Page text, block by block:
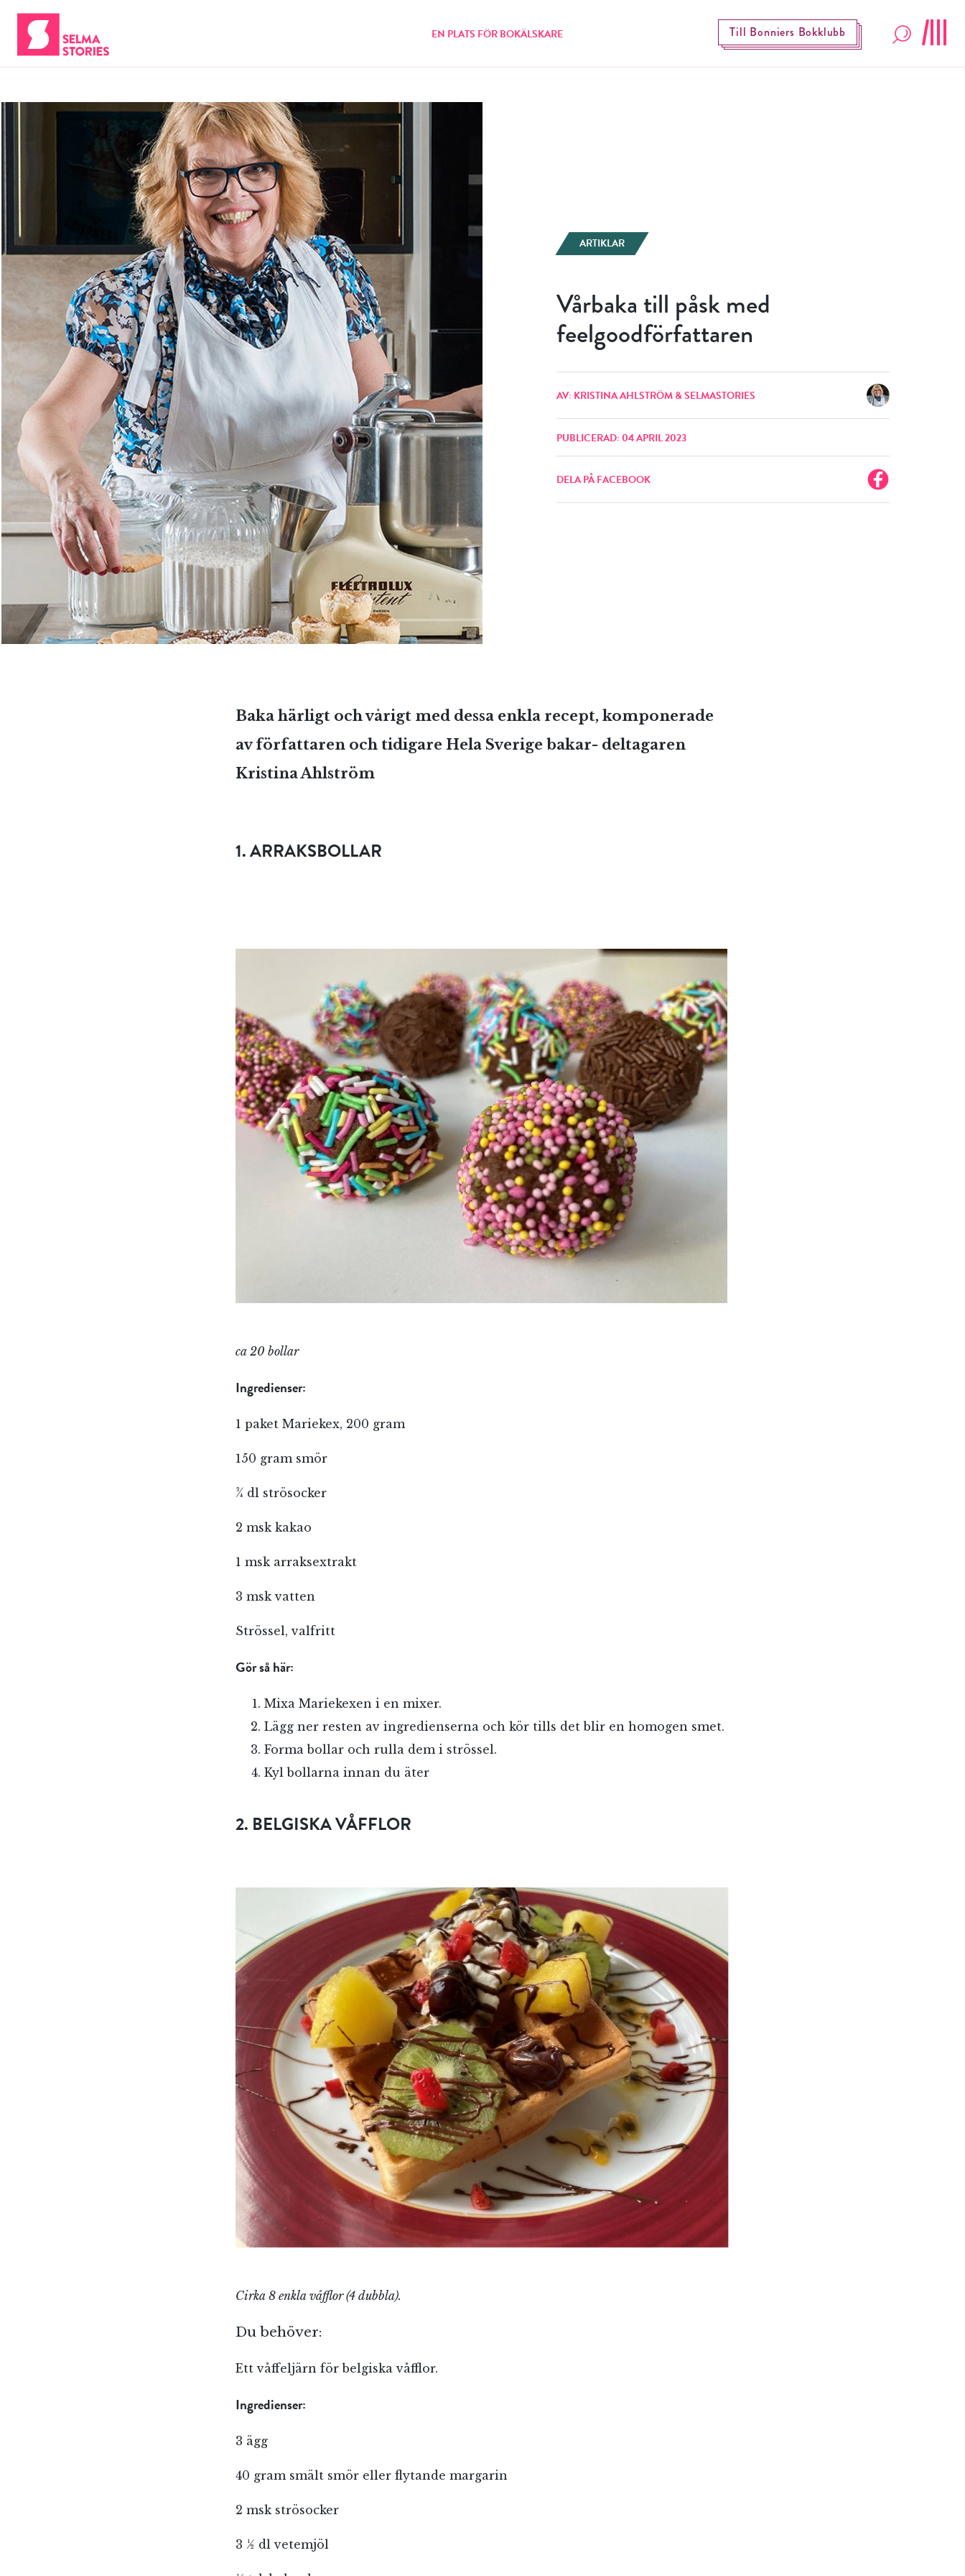
EN PLATS FÖR BOKÄLSKARE Till Bonniers Bokklubb
E-post*
Jag accepterar villkoren.
ÅNGRA OCH STÄNG
ARTIKLAR
Vårbaka till påsk med
feelgoodförfattaren
AV: KRISTINA AHLSTRÖM & SELMASTORIES
PUBLICERAD: 04 APRIL 2023
DELA PÅ FACEBOOK
Baka härligt och vårigt med dessa enkla recept, komponerade
av författaren och tidigare Hela Sverige bakar- deltagaren
Kristina Ahlström
1. ARRAKSBOLLAR
ca 20 bollar
Ingredienser:
1 paket Mariekex, 200 gram
150 gram smör
¾ dl strösocker
2 msk kakao
1 msk arraksextrakt
3 msk vatten
Strössel, valfritt
Gör så här:
Mixa Mariekexen i en mixer.
Lägg ner resten av ingredienserna och kör tills det blir en homogen smet.
Forma bollar och rulla dem i strössel.
Kyl bollarna innan du äter
2. BELGISKA VÅFFLOR
Cirka 8 enkla våfflor (4 dubbla).
Du behöver:
Ett våffeljärn för belgiska våfflor.
Ingredienser:
3 ägg
40 gram smält smör eller flytande margarin
2 msk strösocker
3 ½ dl vetemjöl